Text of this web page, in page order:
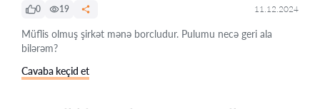
0
19 11.12.2024
Müflis olmuş şirkət mənə borcludur. Pulumu necə geri ala
bilərəm?
Cavaba keçid et